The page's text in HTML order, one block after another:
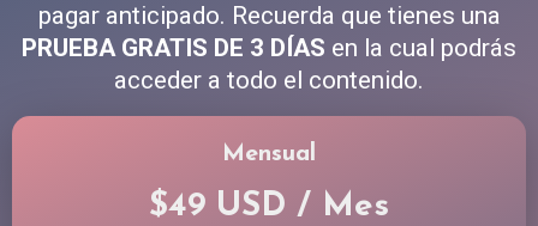
pagar anticipado. Recuerda que tienes una
PRUEBA GRATIS DE 3 DÍAS en la cual podrás
acceder a todo el contenido.
Mensual
$49 USD / Mes